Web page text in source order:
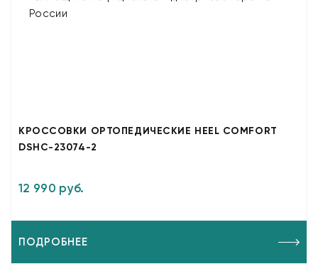
КРОССОВКИ ОРТОПЕДИЧЕСКИЕ HEEL COMFORT
DSHC-23074-2
12 990 руб.
ПОДРОБНЕЕ